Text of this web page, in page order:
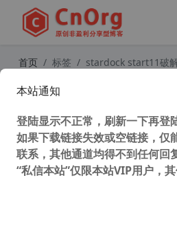
首页 标签 stardock start11破
Stardock
本站通知
登陆显示不正常，刷新一下再登
如果下载链接失效或空链接，仅
联系，其他通道均得不到任何
“私信本站”仅限本站VIP用户，